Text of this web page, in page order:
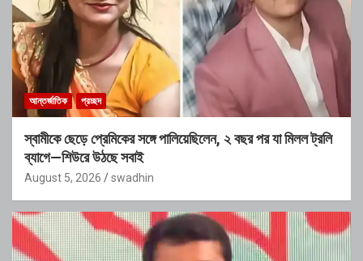
আন্তর্জাতিক প্রচ্ছদ
স্বামীকে ছেড়ে প্রেমিকের সঙ্গে পালিয়েছিলেন, ২ বছর পর যা মিলল ট্রলি
ব্যাগে—শিউরে উঠছে সবাই
August 5, 2026 swadhin